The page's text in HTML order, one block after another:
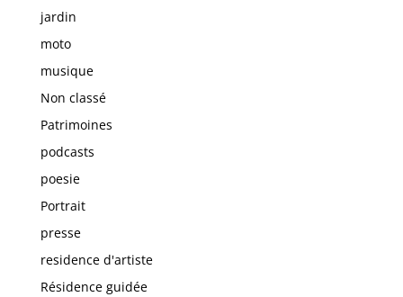
jardin
moto
musique
Non classé
Patrimoines
podcasts
poesie
Portrait
presse
residence d'artiste
Résidence guidée